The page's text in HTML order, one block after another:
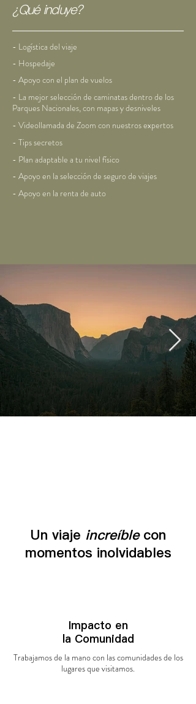
¿Qué incluye?
- Logística del viaje
- Hospedaje
- Apoyo con el plan de vuelos
- La mejor selección de caminatas dentro de los
Parques Nacionales, con mapas y desniveles
- Videollamada de Zoom con nuestros expertos
- Tips secretos
- Plan adaptable a tu nivel físico
- Apoyo en la selección de seguro de viajes
- Apoyo en la renta de auto
Un viaje increíblecon
momentos inolvidables
Impacto en
la Comunidad
Trabajamos de la mano con las comunidades de los
lugares que visitamos.